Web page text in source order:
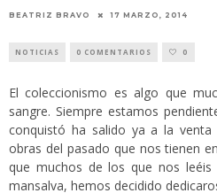
BEATRIZ BRAVO 17 MARZO, 2014
NOTICIAS 0 COMENTARIOS 0
El coleccionismo es algo que
sangre. Siempre estamos
conquistó ha salido ya a la
obras del pasado que nos tienen
que muchos de los que nos
mansalva, hemos decidido